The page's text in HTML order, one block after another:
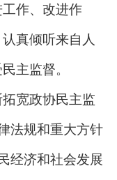
作、改进作
真倾听来自人
主监督。
宽政协民主监
法规和重大方针
经济和社会发展